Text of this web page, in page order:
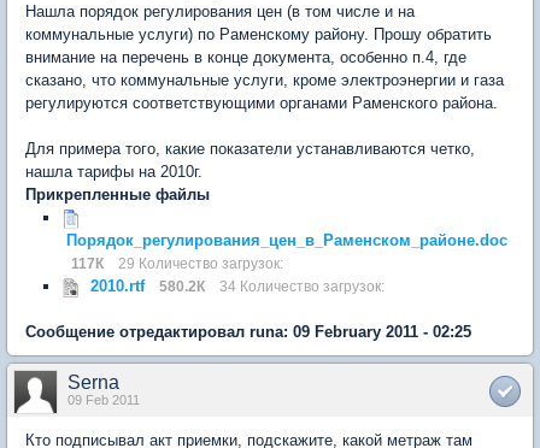
Нашла порядок регулирования цен (в том числе и на
коммунальные услуги) по Раменскому району. Прошу обратить
внимание на перечень в конце документа, особенно п.4, где
сказано, что коммунальные услуги, кроме электроэнергии и газа
регулируются соответствующими органами Раменского района.
Для примера того, какие показатели устанавливаются четко,
нашла тарифы на 2010г.
Прикрепленные файлы
Порядок_регулирования_цен_в_Раменском_районе.doc
117К 29 Количество загрузок:
2010.rtf 580.2К 34 Количество загрузок:
Сообщение отредактировал runa: 09 February 2011 - 02:25
Serna
09 Feb 2011
Кто подписывал акт приемки, подскажите, какой метраж там